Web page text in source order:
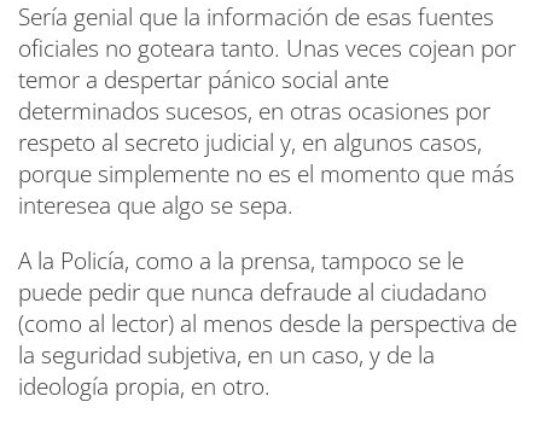
Sería genial que la información de esas fuentes
oficiales no goteara tanto. Unas veces cojean por
temor a despertar pánico social ante
determinados sucesos, en otras ocasiones por
respeto al secreto judicial y, en algunos casos,
porque simplemente no es el momento que más
interesea que algo se sepa.
A la Policía, como a la prensa, tampoco se le
puede pedir que nunca defraude al ciudadano
(como al lector) al menos desde la perspectiva de
la seguridad subjetiva, en un caso, y de la
ideología propia, en otro.